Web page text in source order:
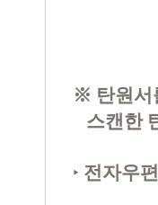
※ 탄원서
스캔한
‣ 전자우